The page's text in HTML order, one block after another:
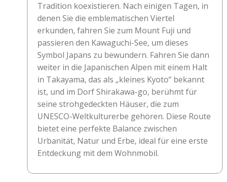
Tradition koexistieren. Nach einigen Tagen, in
denen Sie die emblematischen Viertel
erkunden, fahren Sie zum Mount Fuji und
passieren den Kawaguchi-See, um dieses
Symbol Japans zu bewundern. Fahren Sie dann
weiter in die Japanischen Alpen mit einem Halt
in Takayama, das als „kleines Kyoto“ bekannt
ist, und im Dorf Shirakawa-go, berühmt für
seine strohgedeckten Häuser, die zum
UNESCO-Weltkulturerbe gehören. Diese Route
bietet eine perfekte Balance zwischen
Urbanität, Natur und Erbe, ideal für eine erste
Entdeckung mit dem Wohnmobil.